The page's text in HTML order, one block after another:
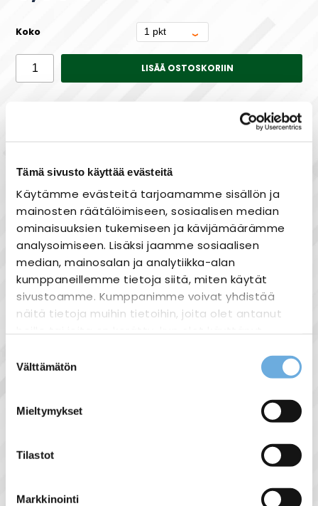
Tämä sivusto käyttää evästeitä
Käytämme evästeitä tarjoamamme sisällön ja
mainosten räätälöimiseen, sosiaalisen median
ominaisuuksien tukemiseen ja kävijämäärämme
analysoimiseen. Lisäksi jaamme sosiaalisen
median, mainosalan ja analytiikka-alan
kumppaneillemme tietoja siitä, miten käytät
sivustoamme. Kumppanimme voivat yhdistää
näitä tietoja muihin tietoihin, joita olet antanut
heille tai joita on kerätty, kun olet käyttänyt
valinta
Välttämätön
Mieltymykset
Tilastot
Markkinointi
Koko
LISÄÄ OSTOSKORIIN
Maksa joustavasti osissa!
Nopea toimitus
Heti varastosta
Joustavat maksutavat
R7s
2kpl polttimoita / myyntipakkaus